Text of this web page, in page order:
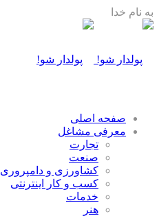
به نام خدا
صفحه اصلی
معرفی مشاغل
تجارت
صنعت
كشاورزی و دامپروری
كسب و كار اينترنتی
خدمات
هنر